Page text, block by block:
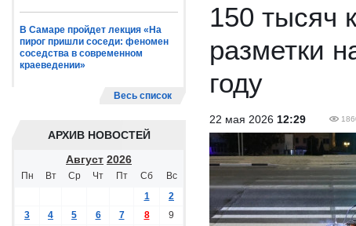
В Самаре пройдет лекция «На
пирог пришли соседи: феномен
соседства в современном
краеведении»
Весь список
АРХИВ НОВОСТЕЙ
Август 2026
Пн Вт Ср Чт Пт Сб
Вс
1
2
3
4 5 6 7 8
9
150 тысяч
разметки
году
22 мая 2026 12:29